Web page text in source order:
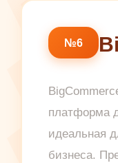
№6
платформа
идеальная
бизнеса.